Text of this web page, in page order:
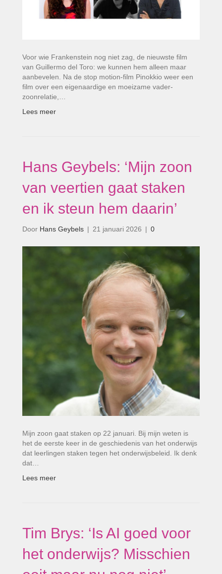
Voor wie Frankenstein nog niet zag, de nieuwste film
van Guillermo del Toro: we kunnen hem alleen maar
aanbevelen. Na de stop motion-film Pinokkio weer een
film over een eigenaardige en moeizame vader-
zoonrelatie,…
Lees meer
Hans Geybels: ‘Mijn zoon
van veertien gaat staken
en ik steun hem daarin’
Door Hans Geybels | 21 januari 2026 | 0
Mijn zoon gaat staken op 22 januari. Bij mijn weten is
het de eerste keer in de geschiedenis van het onderwijs
dat leerlingen staken tegen het onderwijsbeleid. Ik denk
dat…
Lees meer
Tim Brys: ‘Is AI goed voor
het onderwijs? Misschien